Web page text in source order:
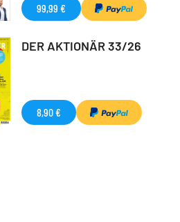
99,99 €
DER AKTIONÄR 33/26
8,90 €